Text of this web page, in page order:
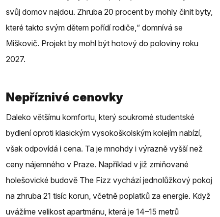
svůj domov najdou. Zhruba 20 procent by mohly činit byty,
které takto svým dětem pořídí rodiče,“ domnívá se
Miškovič. Projekt by mohl být hotový do poloviny roku
2027.
Nepříznivé cenovky
Daleko většímu komfortu, který soukromé studentské
bydlení oproti klasickým vysokoškolským kolejím nabízí,
však odpovídá i cena. Ta je mnohdy i výrazně vyšší než
ceny nájemného v Praze. Například v již zmiňované
holešovické budově The Fizz vychází jednolůžkový pokoj
na zhruba 21 tisíc korun, včetně poplatků za energie. Když
uvážíme velikost apartmánu, která je 14–15 metrů